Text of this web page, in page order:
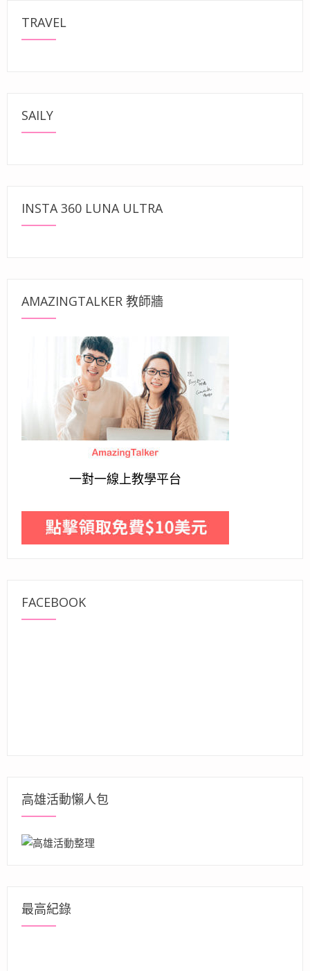
TRAVEL
SAILY
INSTA 360 LUNA ULTRA
AMAZINGTALKER 教師牆
一對一線上教學平台
FACEBOOK
高雄活動懶人包
最高紀錄